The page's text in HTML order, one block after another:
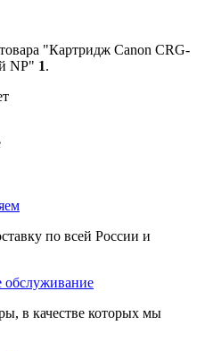
"Картридж Canon CRG-
NP" 1.
по всей России и
обслуживание
в качестве которых мы